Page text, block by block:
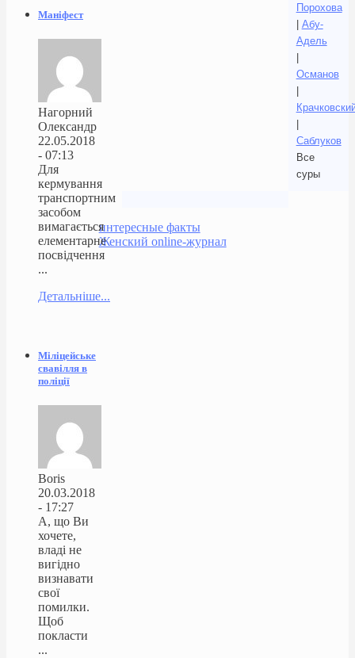
Порохова
Абу-
Адель
Османов
Саблуков
Все
суры
интересные факты
Женский online-журнал
Маніфест
Нагорний
Олександр
22.05.2018
- 07:13
Для
кермування
транспортним
засобом
вимагається
елементарне
посвідчення
...
Детальніше...
Міліцейське
свавілля в
поліції
Boris
20.03.2018
- 17:27
А, що Ви
хочете,
владі не
вигідно
визнавати
свої
помилки.
Щоб
покласти
...